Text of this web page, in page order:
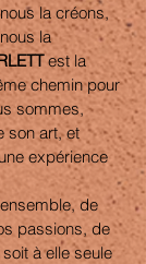
la créons,
la
est la
chemin pour
sommes,
son art, et
expérience
ensemble, de
passions, de
à elle seule